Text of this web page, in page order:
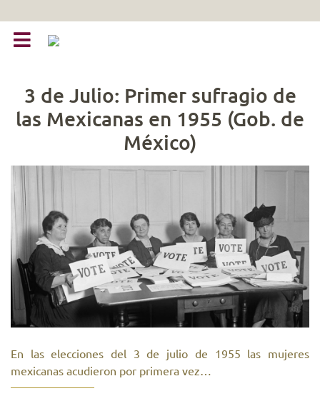
3 de Julio: Primer sufragio de
las Mexicanas en 1955 (Gob. de
México)
En las elecciones del 3 de julio de 1955 las mujeres
mexicanas acudieron por primera vez…